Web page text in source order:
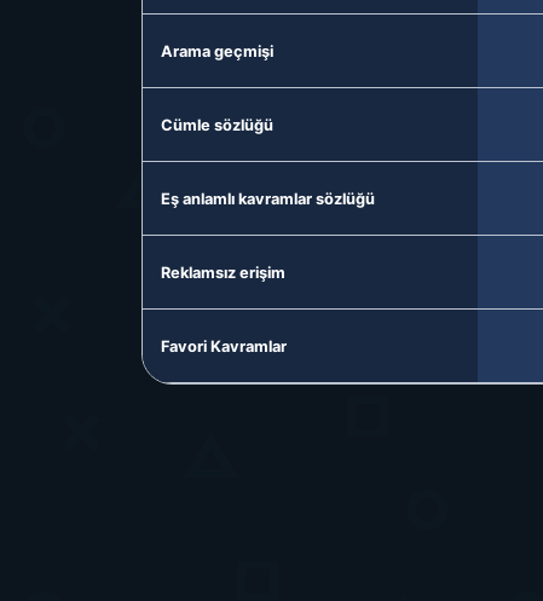
Arama geçmişi
Cümle sözlüğü
Eş anlamlı kavramlar sözlüğü
Reklamsız erişim
Favori Kavramlar